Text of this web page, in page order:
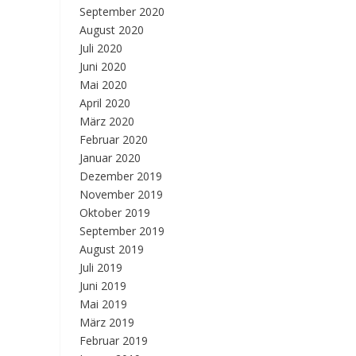
September 2020
August 2020
Juli 2020
Juni 2020
Mai 2020
April 2020
März 2020
Februar 2020
Januar 2020
Dezember 2019
November 2019
Oktober 2019
September 2019
August 2019
Juli 2019
Juni 2019
Mai 2019
März 2019
Februar 2019